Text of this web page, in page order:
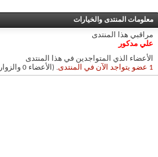
معلومات المنتدى والخيارات
مراقبي هذا المنتدى
علي مدكور
الأعضاء الذي المتواجدين في هذا المنتدى
1 عضو يتواجد الآن في المنتدى
. (الأعضاء 0 والزوار 1)